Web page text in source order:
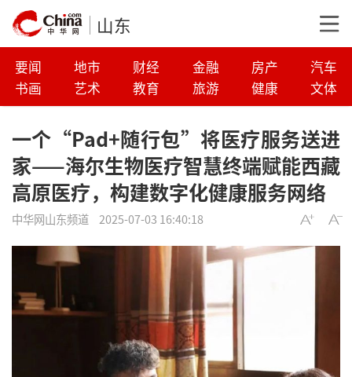
山东
要闻 地市 财经 金融 房产
汽车
书画
艺术 教育 旅游 健康 文体
一个“Pad+随行包”将医疗服务送进
家——海尔生物医疗智慧终端赋能西藏
高原医疗，构建数字化健康服务网络
中华网山东频道 2025-07-03 16:40:18